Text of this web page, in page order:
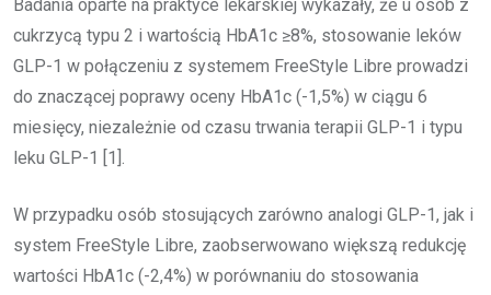
Badania oparte na praktyce lekarskiej wykazały, że u osób z
cukrzycą typu 2 i wartością HbA1c ≥8%, stosowanie leków
GLP-1 w połączeniu z systemem FreeStyle Libre prowadzi
do znaczącej poprawy oceny HbA1c (-1,5%) w ciągu 6
miesięcy, niezależnie od czasu trwania terapii GLP-1 i typu
leku GLP-1 [1].
W przypadku osób stosujących zarówno analogi GLP-1, jak i
system FreeStyle Libre, zaobserwowano większą redukcję
wartości HbA1c (-2,4%) w porównaniu do stosowania